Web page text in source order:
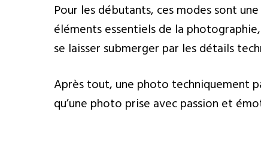
Pour les débutants, ces modes sont
éléments essentiels de la
se laisser submerger par les détails
Après tout, une photo techniquement
qu’une photo prise avec passion et